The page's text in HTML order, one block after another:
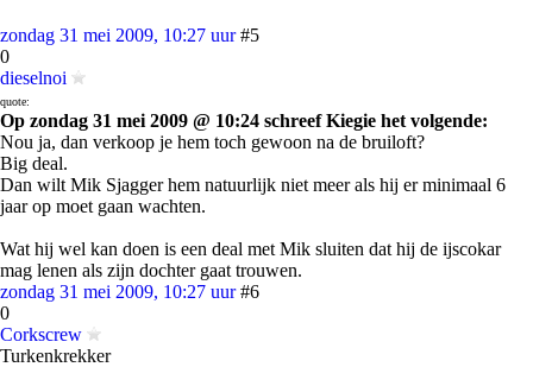
zondag 31 mei 2009, 10:27 uur #5
0
dieselnoi
quote:
Op zondag 31 mei 2009 @ 10:24 schreef Kiegie het volgende:
Nou ja, dan verkoop je hem toch gewoon na de bruiloft?
Big deal.
Dan wilt Mik Sjagger hem natuurlijk niet meer als hij er minimaal 6
jaar op moet gaan wachten.
Wat hij wel kan doen is een deal met Mik sluiten dat hij de ijscokar
mag lenen als zijn dochter gaat trouwen.
zondag 31 mei 2009, 10:27 uur #6
0
Corkscrew
Turkenkrekker